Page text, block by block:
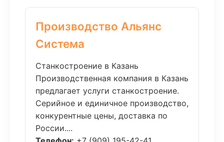
Производство Альянс
Система
Станкостроение в Казань
Производственная компания в Казань
предлагает услуги станкостроение.
Серийное и единичное производство,
конкурентные цены, доставка по
России....